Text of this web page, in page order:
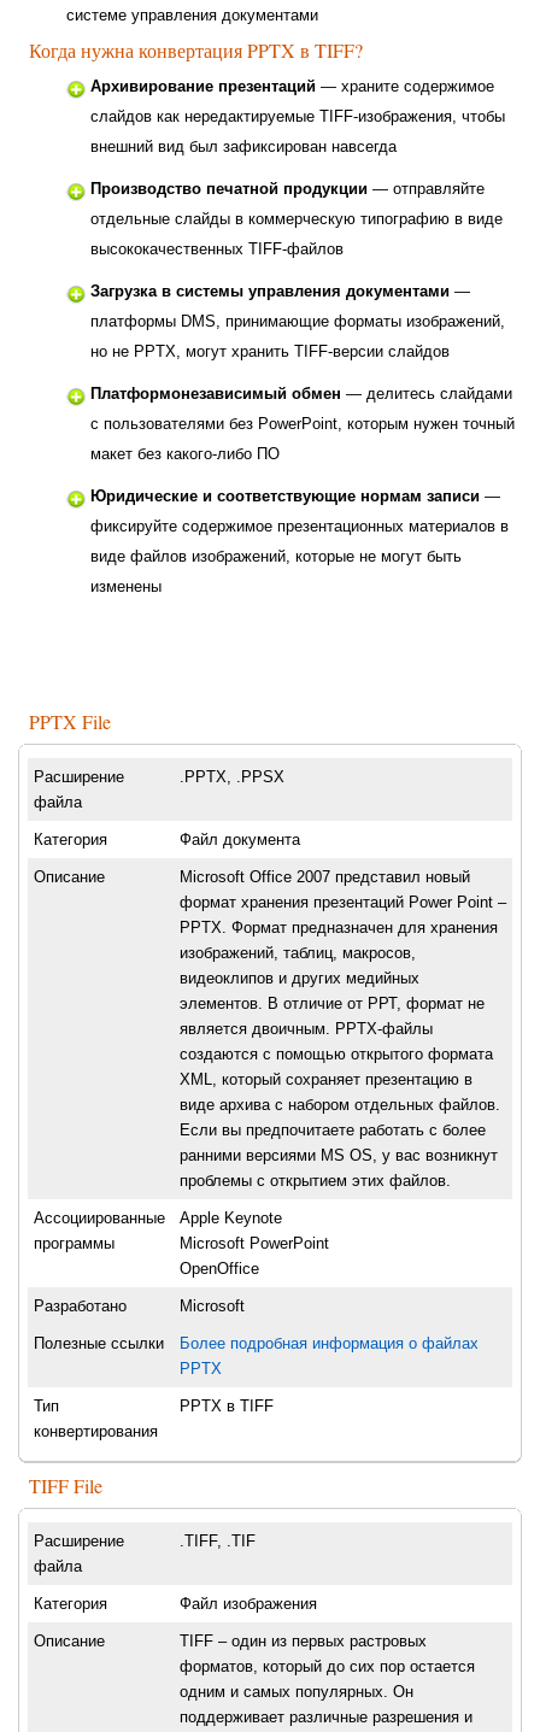
системе управления документами
Когда нужна конвертация PPTX в TIFF?
Архивирование презентаций — храните содержимое
слайдов как нередактируемые TIFF-изображения, чтобы
внешний вид был зафиксирован навсегда
Производство печатной продукции — отправляйте
отдельные слайды в коммерческую типографию в виде
высококачественных TIFF-файлов
Загрузка в системы управления документами —
платформы DMS, принимающие форматы изображений,
но не PPTX, могут хранить TIFF-версии слайдов
Платформонезависимый обмен — делитесь слайдами
с пользователями без PowerPoint, которым нужен точный
макет без какого-либо ПО
Юридические и соответствующие нормам записи —
фиксируйте содержимое презентационных материалов в
виде файлов изображений, которые не могут быть
изменены
PPTX File
Расширение
файла
.PPTX, .PPSX
Категория Файл документа
Описание
Microsoft Office 2007 представил новый
формат хранения презентаций Power Point –
PPTX. Формат предназначен для хранения
изображений, таблиц, макросов,
видеоклипов и других медийных
элементов. В отличие от РРТ, формат не
является двоичным. PPTX-файлы
создаются с помощью открытого формата
XML, который сохраняет презентацию в
виде архива с набором отдельных файлов.
Если вы предпочитаете работать с более
ранними версиями MS OS, у вас возникнут
проблемы с открытием этих файлов.
Ассоциированные
программы
Apple Keynote
Microsoft PowerPoint
OpenOffice
Разработано Microsoft
Полезные ссылки
Более подробная информация о файлах
PPTX
Тип
конвертирования
PPTX в TIFF
TIFF File
Расширение
файла
.TIFF, .TIF
Категория Файл изображения
Описание
TIFF – один из первых растровых
форматов, который до сих пор остается
одним и самых популярных. Он
поддерживает различные разрешения и